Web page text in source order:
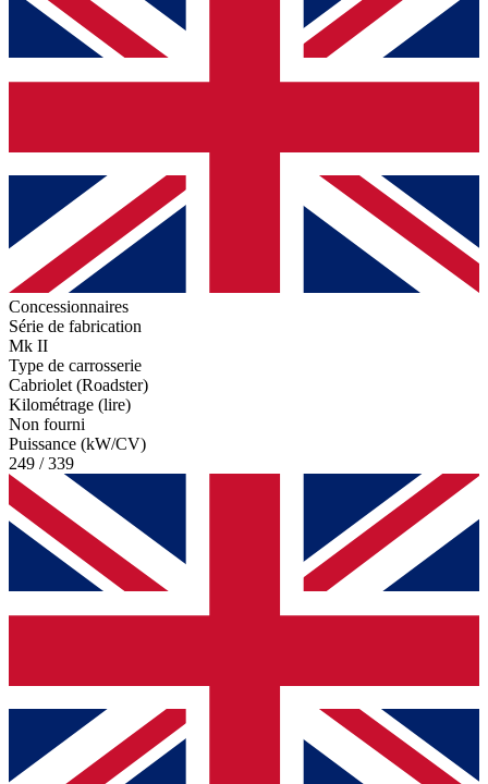
Concessionnaires
Série de fabrication
Mk II
Type de carrosserie
Cabriolet (Roadster)
Kilométrage (lire)
Non fourni
Puissance (kW/CV)
249 / 339